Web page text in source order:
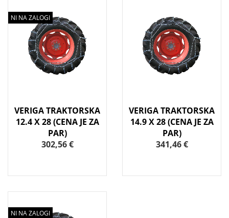
NI NA ZALOGI
VERIGA TRAKTORSKA
12.4 X 28 (CENA JE ZA
PAR)
302,56 €
VERIGA TRAKTORSKA
14.9 X 28 (CENA JE ZA
PAR)
341,46 €
NI NA ZALOGI